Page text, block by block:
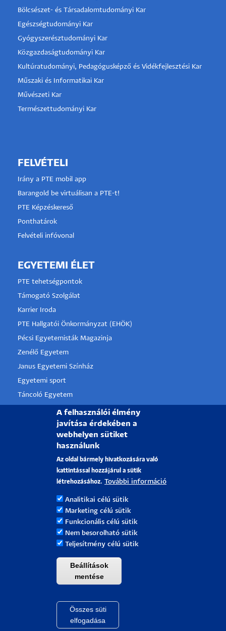
Bölcsészet- és Társadalomtudományi Kar
Egészségtudományi Kar
Gyógyszerésztudományi Kar
Közgazdaságtudományi Kar
Kultúratudományi, Pedagógusképző és Vidékfejlesztési Kar
Műszaki és Informatikai Kar
Művészeti Kar
Természettudományi Kar
FELVÉTELI
Irány a PTE mobil app
Barangold be virtuálisan a PTE-t!
PTE Képzéskereső
Ponthatárok
Felvételi infóvonal
EGYETEMI ÉLET
PTE tehetségpontok
Támogató Szolgálat
Karrier Iroda
PTE Hallgatói Önkormányzat (EHÖK)
Pécsi Egyetemisták Magazinja
Zenélő Egyetem
Janus Egyetemi Színház
Egyetemi sport
Táncoló Egyetem
H-7622 Pécs, Vasvári Pál utca. 4.
Felvételi információk:iranyapte@pte.hu
Tel.: +36-72/501-500/28085
Kollégium:kollegiumok.ehok@pte.hu
Tel.: +36-72/501 500/18562
Tanulmányi kérdések:
Pécsi Tudományegyetem | Kancellária
Portál csoport - 2021.
A felhasználói élmény
javítása érdekében a
webhelyen sütiket
használunk
Az oldal bármely hivatkozására való
kattintással hozzájárul a sütik
létrehozásához. További információ
Analitikai célú sütik
Marketing célú sütik
Funkcionális célú sütik
Nem besorolható sütik
Teljesítmény célú sütik
Beállítások
mentése
Összes süti
elfogadása